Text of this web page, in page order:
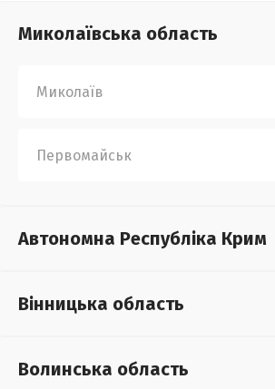
Миколаївська область
Миколаїв
Первомайськ
Автономна Республіка Крим
Вінницька область
Волинська область